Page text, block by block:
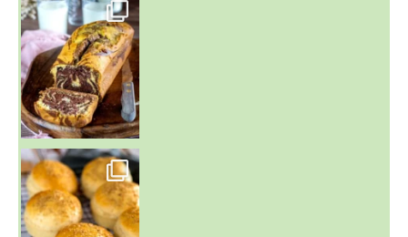
~ BUNS MAISON ~
Un peu de boulange par ici au